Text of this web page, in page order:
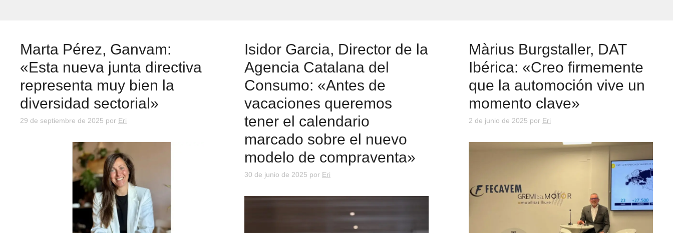
Marta Pérez, Ganvam:
«Esta nueva junta directiva
representa muy bien la
diversidad sectorial»
29 de septiembre de 2025 por Eri
Isidor Garcia, Director de la
Agencia Catalana del
Consumo: «Antes de
vacaciones queremos
tener el calendario
marcado sobre el nuevo
modelo de compraventa»
30 de junio de 2025 por Eri
Màrius Burgstaller, DAT
Ibérica: «Creo firmemente
que la automoción vive un
momento clave»
2 de junio de 2025 por Eri